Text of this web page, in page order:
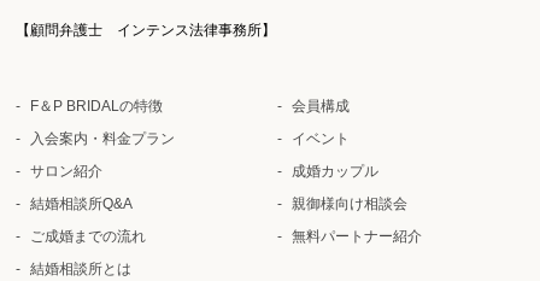
【顧問弁護士 インテンス法律事務所】
F＆P BRIDALの特徴
入会案内・料金プラン
サロン紹介
結婚相談所Q&A
ご成婚までの流れ
結婚相談所とは
会員構成
イベント
成婚カップル
親御様向け相談会
無料パートナー紹介